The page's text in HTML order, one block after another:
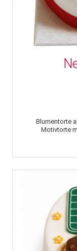
Blumentorte
Motivtorte